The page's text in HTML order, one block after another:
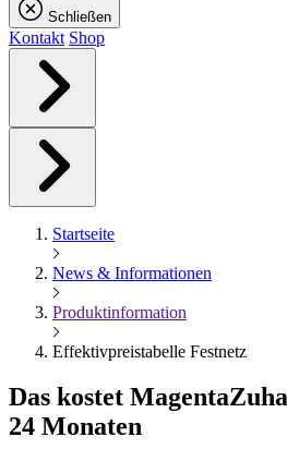
Schließen
Kontakt Shop
Startseite
News & Informationen
Produktinformation
Effektivpreistabelle Festnetz
Das kostet Magenta
24 Monaten